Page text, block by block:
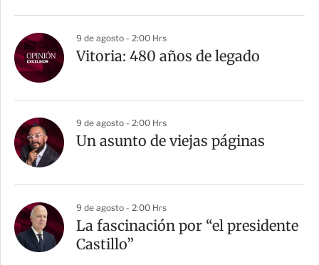
9 de agosto - 2:00 Hrs
Vitoria: 480 años de legado
9 de agosto - 2:00 Hrs
Un asunto de viejas páginas
9 de agosto - 2:00 Hrs
La fascinación por “el presidente
Castillo”